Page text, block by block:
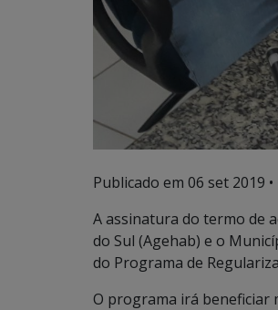
Publicado em 06 set 2019
A assinatura do termo de
do Sul (Agehab) e o
do Programa de
O programa irá beneficiar